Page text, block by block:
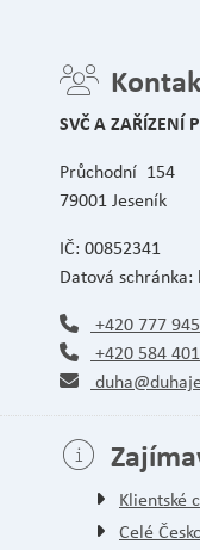
SVČ A ZAŘÍZENÍ
Průchodní 154
79001 Jeseník
IČ: 00852341
Datová schránka:
+420 777
+420 584
Klientské
Celé